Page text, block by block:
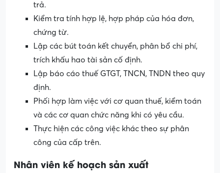
trả.
Kiểm tra tính hợp lệ, hợp pháp của hóa đơn,
chứng từ.
Lập các bút toán kết chuyển, phân bổ chi phí,
trích khấu hao tài sản cố định.
Lập báo cáo thuế GTGT, TNCN, TNDN theo quy
định.
Phối hợp làm việc với cơ quan thuế, kiểm toán
và các cơ quan chức năng khi có yêu cầu.
Thực hiện các công việc khác theo sự phân
công của cấp trên.
Nhân viên kế hoạch sản xuất